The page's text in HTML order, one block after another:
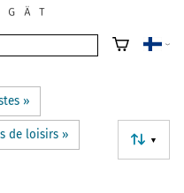
‪»
de loisirs ‪» ▼